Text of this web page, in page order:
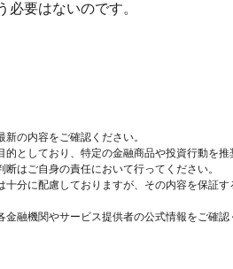
必要はないのです。
の内容をご確認ください。
としており、特定の金融商品や投資行動を推
はご自身の責任において行ってください。
十分に配慮しておりますが、その内容を保証
融機関やサービス提供者の公式情報をご確認